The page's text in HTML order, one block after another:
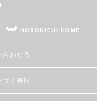
HOBONICHI HOME
わせる
づく表記